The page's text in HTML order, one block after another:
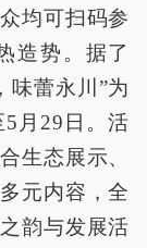
均可扫码参
造势。据了
味蕾永川”为
月29日。活
生态展示、
元内容，全
韵与发展活